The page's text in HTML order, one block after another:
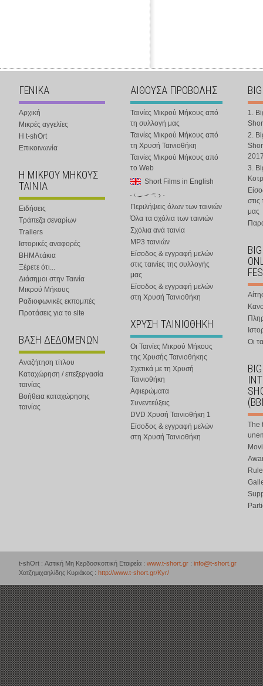
ΓΕΝΙΚΑ
Αρχική
Μικρές αγγελίες
Η t-shOrt
Επικοινωνία
Η ΜΙΚΡΟΥ ΜΗΚΟΥΣ
ΤΑΙΝΙΑ
Ειδήσεις
Τράπεζα σεναρίων
Trailers
Ιστορικές αναφορές
ΒΗΜΑτάκια
Ξέρετε ότι...
Διάσημοι στην Ταινία
Μικρού Μήκους
Ραδιοφωνικές εκπομπές
Προτάσεις για το site
ΒΑΣΗ ΔΕΔΟΜΕΝΩΝ
Αναζήτηση τίτλου
Καταχώρηση / επεξεργασία
ταινίας
Βοήθεια καταχώρησης
ταινίας
ΑΙΘΟΥΣΑ ΠΡΟΒΟΛΗΣ
Ταινίες Μικρού Μήκους από
τη συλλογή μας
Ταινίες Μικρού Μήκους από
τη Χρυσή Ταινιοθήκη
Ταινίες Μικρού Μήκους από
το Web
Short Films in English
Περιλήψεις όλων των ταινιών
Όλα τα σχόλια των ταινιών
Σχόλια ανά ταινία
MP3 ταινιών
Είσοδος & εγγραφή μελών
στις ταινίες της συλλογής
μας
Είσοδος & εγγραφή μελών
στη Χρυσή Ταινιοθήκη
ΧΡΥΣΗ ΤΑΙΝΙΟΘΗΚΗ
Οι Ταινίες Μικρού Μήκους
της Χρυσής Ταινιοθήκης
Σχετικά με τη Χρυσή
Ταινιοθήκη
Αφιερώματα
Συνεντεύξεις
DVD Χρυσή Ταινιοθήκη 1
Είσοδος & εγγραφή μελών
στη Χρυσή Ταινιοθήκη
1.
2.
3.
στις
μας
Οι
The
t-shOrt : Αστική Μη Κερδοσκοπική Εταιρεία : www.t-short.gr : info@t-short.gr
Χατζημιχαηλίδης Κυριάκος : http://www.t-short.gr/Kyr/